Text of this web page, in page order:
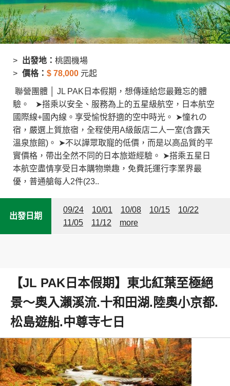
出發地： 桃園機場
價格： $ 78,000 元起
聯營團體 │ JL PAK日本假期，想傳達給您最難忘的體
驗。 ➤搭乘以安全、服務為上的五星級航空，日本航空
國際線+國內線。享受愉悅舒適的空中時光。 ➤憧れの
宿，嚴選上質旅宿，全程使用A級飯店二人一室(含露天
溫泉旅館)。 ➤不以譁眾取寵的低價，而是以高品質的平
實價格，帶出全然不同的日本旅遊經驗。 ➤搭乘五星日
本航空盡情享受日本購物樂趣，免費託運行李業界最
優，普通艙每人2件(23..
出發日期
09/24 10/01 10/08 10/15
10/22
11/05
11/12 more
【JL PAK日本假期】東北紅葉至極絕
景～奧入瀨溪流.十和田湖.陸奧小京都.
松島遊船.中尊寺七日